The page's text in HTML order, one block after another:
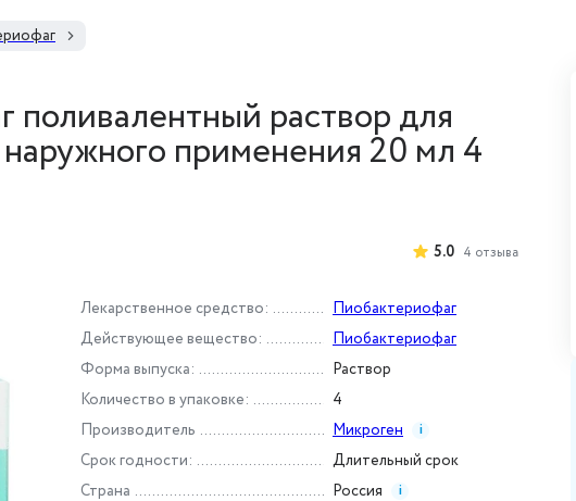
поливалентный раствор для
применения 20 мл 4
5.0 4 отзыва
Лекарственное средство :
Пиобактериофаг
Действующее вещество :
Пиобактериофаг
Форма выпуска :
Раствор
Количество в упаковке :
4
Производитель
Микроген i
Срок годности :
Длительный срок
Страна
Россия i